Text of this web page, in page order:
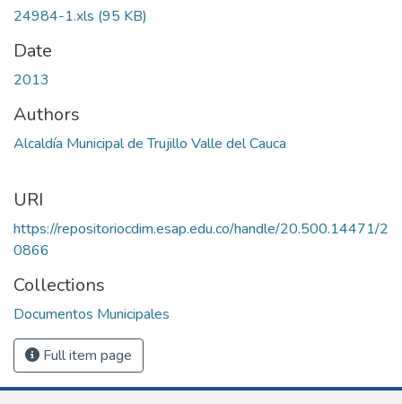
24984-1.xls (95 KB)
Date
2013
Authors
Alcaldía Municipal de Trujillo Valle del Cauca
URI
https://repositoriocdim.esap.edu.co/handle/20.500.14471/2
0866
Collections
Documentos Municipales
Full item page